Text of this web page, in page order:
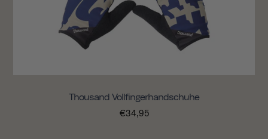
Thousand Vollfingerhandschuhe
€34,95